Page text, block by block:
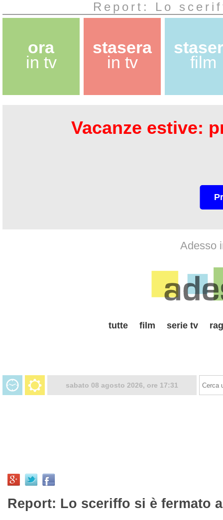
Report: Lo
ora
in tv
stasera
in tv
film
Vacanze estive:
Adesso
tutte film serie tv
sabato 08 agosto 2026, ore 17:31
Report: Lo sceriffo si è fermato